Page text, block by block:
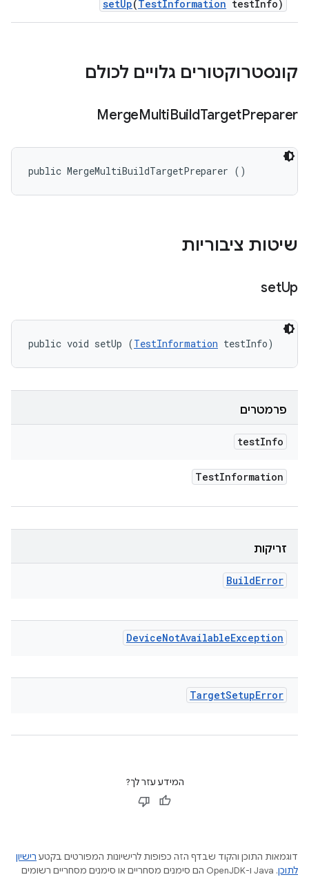
setUp(TestInformation testInfo)
קונסטרוקטורים גלויים לכולם
MergeMultiBuildTargetPreparer
public MergeMultiBuildTargetPreparer ()
שיטות ציבוריות
setUp
public void setUp (TestInformation testInfo)
פרמטרים
testInfo
TestInformation
זריקות
BuildError
DeviceNotAvailableException
TargetSetupError
המידע עזר לך?
דוגמאות התוכן והקוד שבדף הזה כפופות לרישיונות המפורטים בקטע רישיון
לתוכן
.‏ Java ו-OpenJDK הם סימנים מסחריים או סימנים מסחריים רשומים